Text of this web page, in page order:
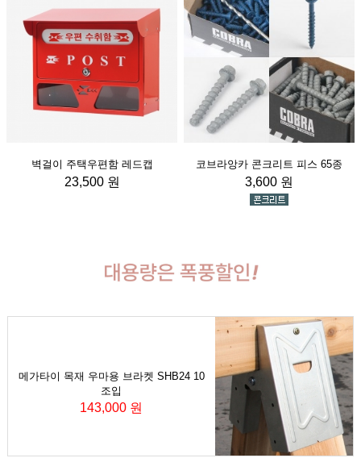
벽걸이 주택우편함 레드캡
23,500 원
코브라앙카 콘크리트 피스 65종
3,600 원
메가타이 목재 우마용 브라켓 SHB24 10
조입
143,000 원